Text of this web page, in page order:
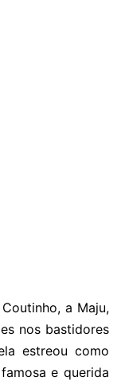
a Maju,
nos bastidores
estreou como
e querida